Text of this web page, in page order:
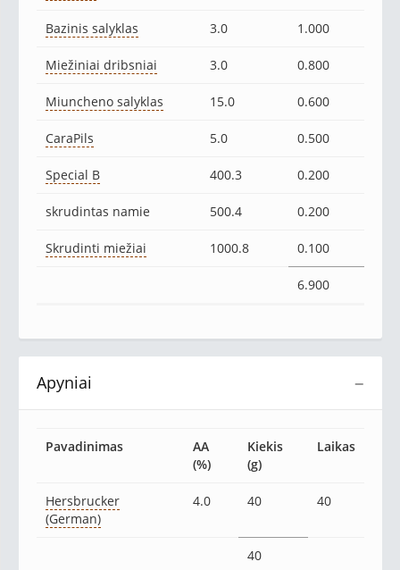
Bazinis salyklas 3.0 1.000
Miežiniai dribsniai 3.0 0.800
Miuncheno salyklas 15.0 0.600
CaraPils 5.0 0.500
Special B 400.3 0.200
skrudintas namie 500.4 0.200
Skrudinti miežiai 1000.8 0.100
6.900
−
Apyniai
Pavadinimas
AA
(%)
Kiekis
(g)
Laikas
Hersbrucker
(German)
4.0 40 40
40